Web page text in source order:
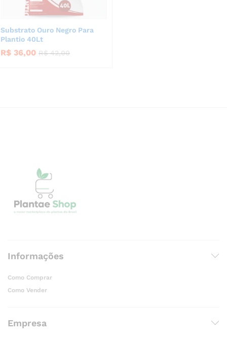
Substrato Ouro Negro Para
Plantio 40Lt
R$ 36,00 R$42,00
Informações
Como Comprar
Como Vender
Empresa